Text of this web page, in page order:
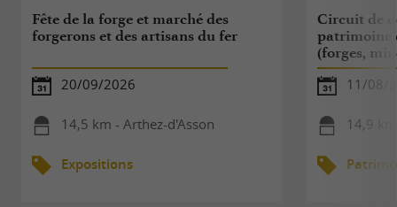
Fête de la forge et marché des
forgerons et des artisans du fer
20/09/2026
14,5 km - Arthez-d'Asson
Expositions
Circuit de
patrimoine
(forges,
11/08/
14,9